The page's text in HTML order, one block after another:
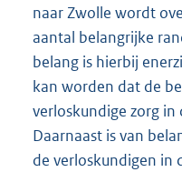
naar Zwolle wordt
aantal belangrijke
belang is hierbij
kan worden dat de
verloskundige zorg
Daarnaast is van
de verloskundigen in